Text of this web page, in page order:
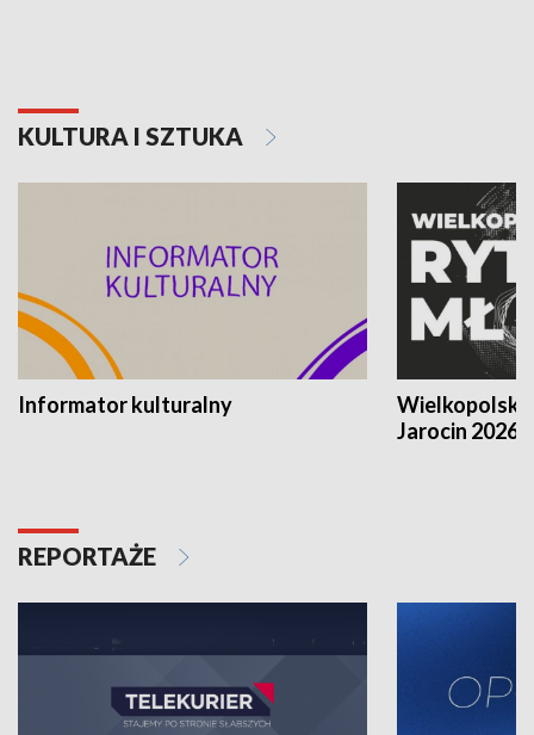
KULTURA I SZTUKA
Informator kulturalny
Jarocin 2026
REPORTAŻE